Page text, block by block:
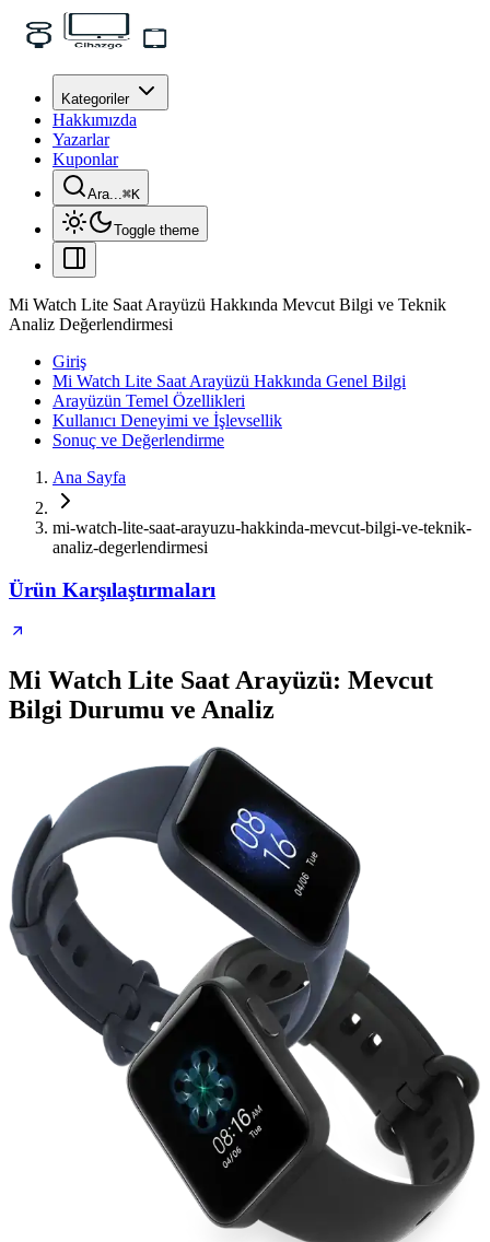
Kategoriler
Hakkımızda
Yazarlar
Kuponlar
Ara...⌘K
Toggle theme
Mi Watch Lite Saat Arayüzü Hakkında Mevcut Bilgi ve Teknik
Analiz Değerlendirmesi
Giriş
Mi Watch Lite Saat Arayüzü Hakkında Genel Bilgi
Arayüzün Temel Özellikleri
Kullanıcı Deneyimi ve İşlevsellik
Sonuç ve Değerlendirme
Ana Sayfa
mi-watch-lite-saat-arayuzu-hakkinda-mevcut-bilgi-ve-teknik-
analiz-degerlendirmesi
Ürün Karşılaştırmaları
Mi Watch Lite Saat Arayüzü: Mevcut
Bilgi Durumu ve Analiz